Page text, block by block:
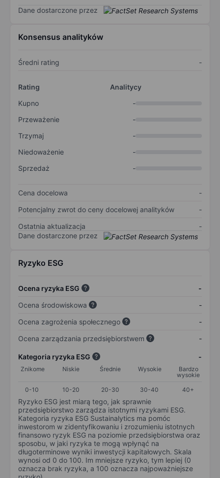
Dane dostarczone przez
Konsensus analityków
Średni rating -
Rating
Analitycy
Kupno
-
Przeważenie
-
Trzymaj
-
Niedoważenie
-
Sprzedaż
-
Cena docelowa
-
Potencjalny zwrot do ceny docelowej analityków
-
Ostatnia aktualizacja
-
Dane dostarczone przez
Ryzyko ESG
Ocena ryzyka ESG
-
Ocena środowiskowa
-
Ocena zagrożenia społecznego
-
Ocena zarządzania przedsiębiorstwem
-
Kategoria ryzyka ESG -
Znikome Niskie Średnie Wysokie
Bardzo
wysokie
0-10
10-20 20-30 30-40 40+
Ryzyko ESG jest miarą tego, jak sprawnie
przedsiębiorstwo zarządza istotnymi ryzykami ESG.
Kategoria ryzyka ESG Sustainalytics ma pomóc
inwestorom w zidentyfikowaniu i zrozumieniu istotnych
finansowo ryzyk ESG na poziomie przedsiębiorstwa oraz
sposobu, w jaki ryzyka te mogą wpłynąć na
długoterminowe wyniki inwestycji kapitałowych. Skala
wynosi od 0 do 100. Im mniejsze ryzyko, tym lepiej (0
oznacza brak ryzyka, a 100 oznacza najpoważniejsze